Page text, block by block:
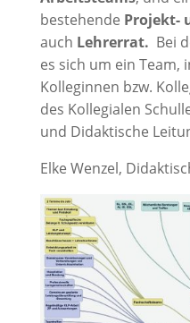
bestehende Projekt-
auch Lehrerrat. Bei
es sich um ein Team,
Kolleginnen bzw.
des Kollegialen
und Didaktische
Elke Wenzel,